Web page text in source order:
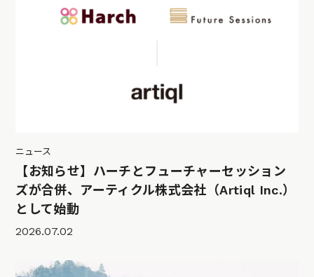
ニュース
【お知らせ】ハーチとフューチャーセッション
ズが合併、アーティクル株式会社（Artiql Inc.）
として始動
2026.07.02